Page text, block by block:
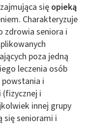
się opieką
Charakteryzuje
zdrowia seniora i
poza jedną
leczenia osób
i
(fizycznej i
innej grupy
się seniorami i